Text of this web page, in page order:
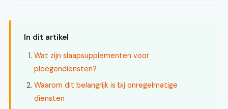
In dit artikel
Wat zijn slaapsupplementen voor
ploegendiensten?
Waarom dit belangrijk is bij onregelmatige
diensten